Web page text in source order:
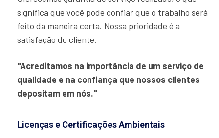
significa que você pode confiar que o trabalho será
feito da maneira certa. Nossa prioridade é a
satisfação do cliente.
"Acreditamos na importância de um serviço de
qualidade e na confiança que nossos clientes
depositam em nós."
Licenças e Certificações Ambientais